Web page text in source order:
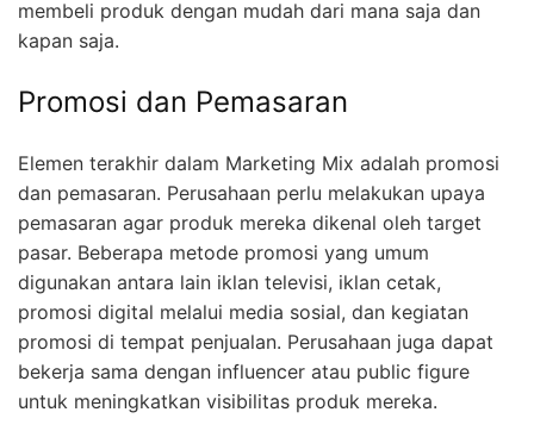
membeli produk dengan mudah dari mana saja dan
kapan saja.
Promosi dan Pemasaran
Elemen terakhir dalam Marketing Mix adalah promosi
dan pemasaran. Perusahaan perlu melakukan upaya
pemasaran agar produk mereka dikenal oleh target
pasar. Beberapa metode promosi yang umum
digunakan antara lain iklan televisi, iklan cetak,
promosi digital melalui media sosial, dan kegiatan
promosi di tempat penjualan. Perusahaan juga dapat
bekerja sama dengan influencer atau public figure
untuk meningkatkan visibilitas produk mereka.